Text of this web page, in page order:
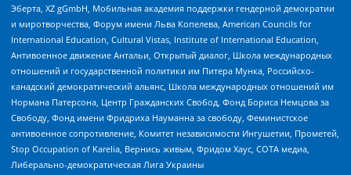
Эберта, XZ gGmbH, Мобильная академия поддержки гендерной демократии
и миротворчества, Форум имени Льва Копелева, American Councils for
International Education, Cultural Vistas, Institute of International Education,
Антивоенное движение Антальи, Открытый диалог, Школа международных
отношений и государственной политики им Питера Мунка, Российско-
канадский демократический альянс, Школа международных отношений им
Нормана Патерсона, Центр Гражданских Свобод, Фонд Бориса Немцова за
Свободу, Фонд имени Фридриха Науманна за свободу, Феминистское
антивоенное сопротивление, Комитет независимости Ингушетии, Прометей,
Stop Occupation of Karelia, Вернись живым, Фридом Хаус, СОТА медиа,
Либерально-демократическая Лига Украины